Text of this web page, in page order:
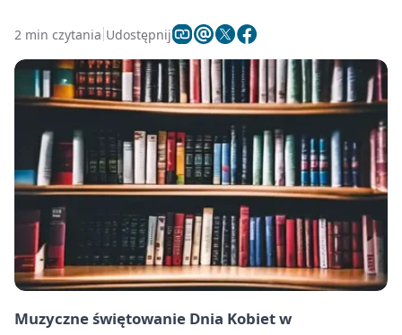
2 min czytania Udostępnij
Muzyczne świętowanie Dnia Kobiet w